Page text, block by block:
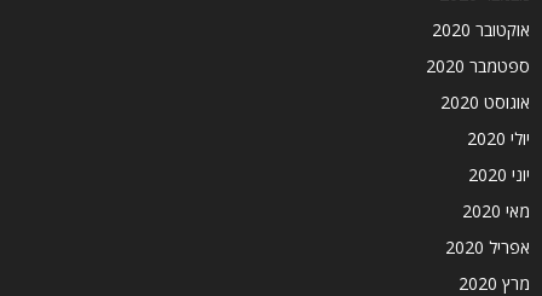
אוקטובר 2020
ספטמבר 2020
אוגוסט 2020
יולי 2020
יוני 2020
מאי 2020
אפריל 2020
מרץ 2020